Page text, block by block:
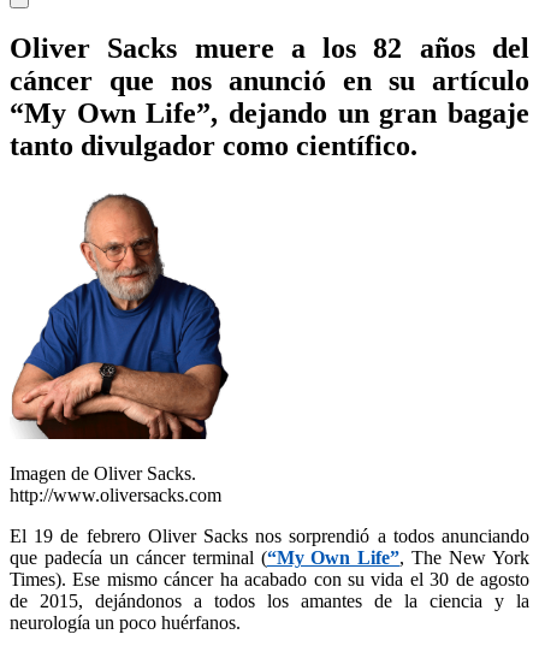
Oliver Sacks muere a los 82 años del
cáncer que nos anunció en su artículo
“My Own Life”, dejando un gran bagaje
tanto divulgador como científico.
Imagen de Oliver Sacks.
http://www.oliversacks.com
El 19 de febrero Oliver Sacks nos sorprendió a todos anunciando
que padecía un cáncer terminal (“My Own Life”, The New York
Times). Ese mismo cáncer ha acabado con su vida el 30 de agosto
de 2015, dejándonos a todos los amantes de la ciencia y la
neurología un poco huérfanos.